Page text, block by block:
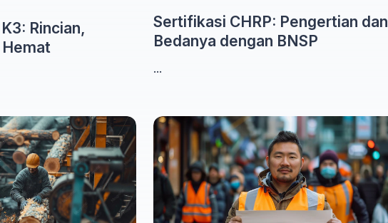
Rincian,
Sertifikasi CHRP: Pengertian dan
Bedanya dengan BNSP
...